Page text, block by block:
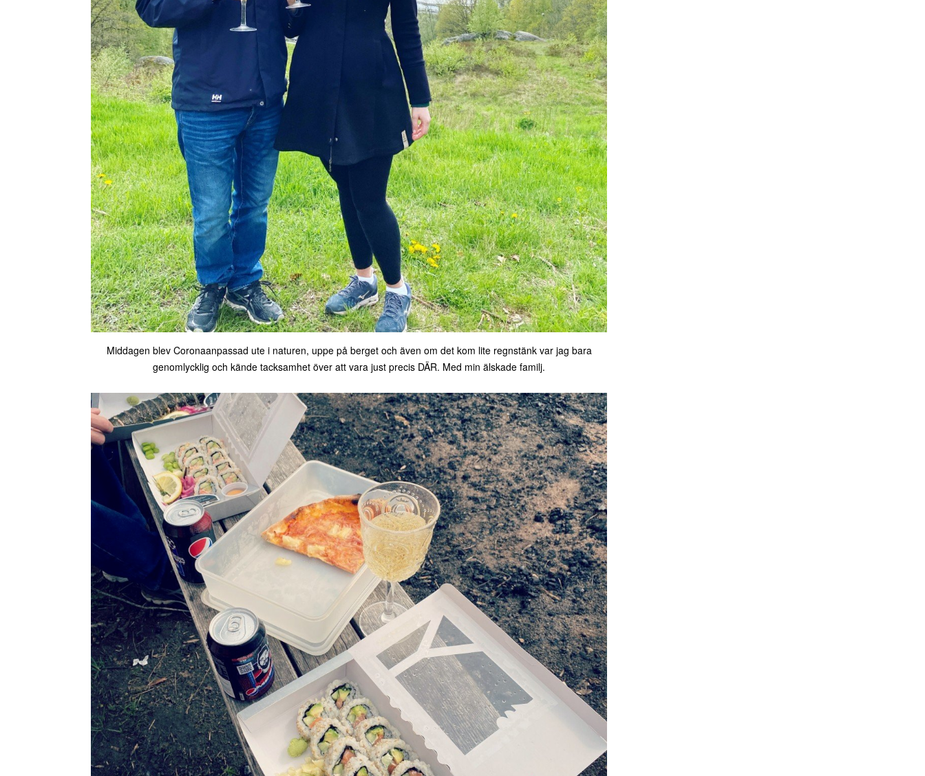
Middagen blev Coronaanpassad ute i naturen, uppe på berget och även om det kom lite regnstänk var jag bara
genomlycklig och kände tacksamhet över att vara just precis DÄR. Med min älskade familj.